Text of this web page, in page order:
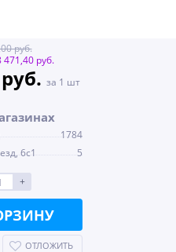
руб.
руб.
за 1 шт
1784
6с1
5
+
ОТЛОЖИТЬ